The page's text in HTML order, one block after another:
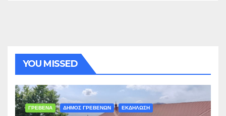
YOU MISSED
ΓΡΕΒΕΝΑ ΔΗΜΟΣ ΓΡΕΒΕΝΩΝ ΕΚΔΗΛΩΣΗ